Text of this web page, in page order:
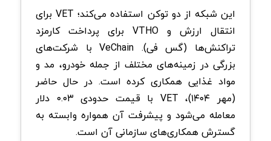
این شبکه از دو توکن استفاده می‌کند؛ VET برای
انتقال ارزش و VTHO برای پرداخت کارمزد
تراکنش‌ها (گس فی). VeChain با شرکت‌های
بزرگی در زمینه‌های مختلف از جمله خودرو، مد و
مواد غذایی همکاری کرده است. در حال حاضر
(مهر ۱۴۰۴)، VET با قیمت حدودی ۰.۰۳ دلار
معامله می‌شود و پیشرفت آن همواره وابسته به
گسترش همکاری‌های سازمانی آن است.